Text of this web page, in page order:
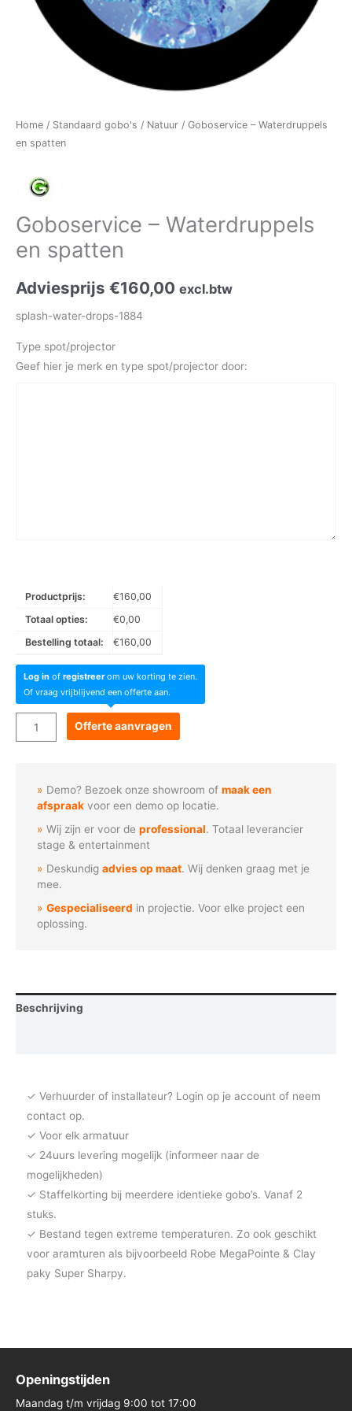
Home / Standaard gobo's / Natuur / Goboservice – Waterdruppels
en spatten
Goboservice – Waterdruppels
en spatten
Adviesprijs €160,00 excl.btw
splash-water-drops-1884
Type spot/projector
Geef hier je merk en type spot/projector door:
Productprijs: €160,00
Totaal opties:
€0,00
Bestelling totaal:
€160,00
Log in of registreerom uw korting te zien.
Of vraag vrijblijvend een offerte aan.
Goboservice
-
spatten
Offerte aanvragen
Demo? Bezoek onze showroom ofmaak een
afspraak voor een demo op locatie.
Wij zijn er voor deprofessional. Totaal leverancier
stage & entertainment
Deskundigadvies op maat. Wij denken graag met je
mee.
Gespecialiseerd in projectie. Voor elke project een
oplossing.
Beschrijving
✓ Verhuurder of installateur? Login op je account of neem
contact op.
✓ Voor elk armatuur
✓ 24uurs levering mogelijk (informeer naar de
mogelijkheden)
✓ Staffelkorting bij meerdere identieke gobo’s. Vanaf 2
stuks.
✓ Bestand tegen extreme temperaturen. Zo ook geschikt
voor aramturen als bijvoorbeeld Robe MegaPointe & Clay
paky Super Sharpy.
Openingstijden
Maandag t/m vrijdag 9:00 tot 17:00